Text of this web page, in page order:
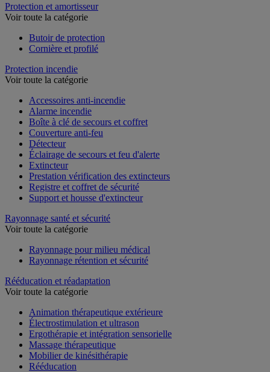
Protection et amortisseur
Voir toute la catégorie
Butoir de protection
Cornière et profilé
Protection incendie
Voir toute la catégorie
Accessoires anti-incendie
Alarme incendie
Boîte à clé de secours et coffret
Couverture anti-feu
Détecteur
Éclairage de secours et feu d'alerte
Extincteur
Prestation vérification des extincteurs
Registre et coffret de sécurité
Support et housse d'extincteur
Rayonnage santé et sécurité
Voir toute la catégorie
Rayonnage pour milieu médical
Rayonnage rétention et sécurité
Rééducation et réadaptation
Voir toute la catégorie
Animation thérapeutique extérieure
Électrostimulation et ultrason
Ergothérapie et intégration sensorielle
Massage thérapeutique
Mobilier de kinésithérapie
Rééducation